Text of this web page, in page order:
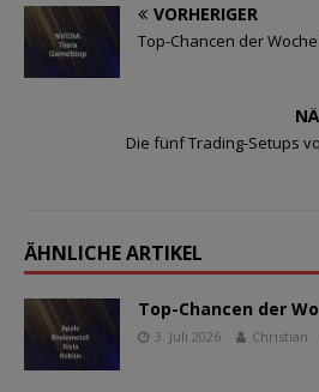
VORHERIGER
Top-Chancen der Woche
Die fünf Trading-Setups
ÄHNLICHE ARTIKEL
Top-Chancen der
3. Juli 2026 Christian